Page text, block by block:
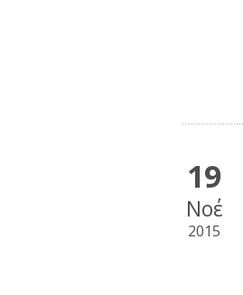
19
Νοέ
2015